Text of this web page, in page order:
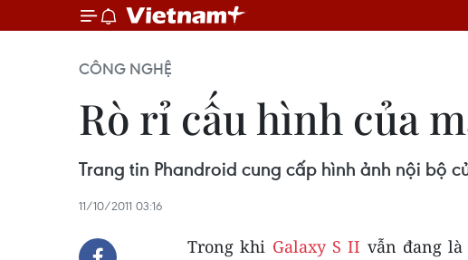
CÔNG NGHỆ
Rò rỉ cấu hình của
Trang tin Phandroid cung cấp hình ảnh nội bộ
11/10/2011 03:16
Trong khi Galaxy S II vẫn đang